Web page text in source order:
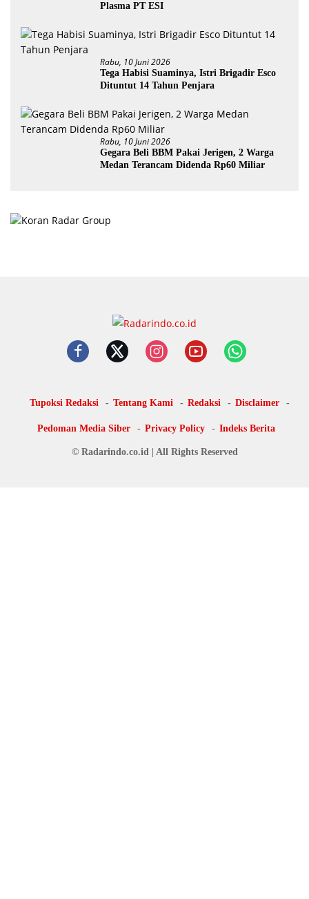
Plasma PT ESI
Rabu, 10 Juni 2026
Tega Habisi Suaminya, Istri Brigadir Esco
Dituntut 14 Tahun Penjara
Rabu, 10 Juni 2026
Gegara Beli BBM Pakai Jerigen, 2 Warga
Medan Terancam Didenda Rp60 Miliar
Tupoksi Redaksi Tentang Kami Redaksi Disclaimer
Pedoman Media Siber Privacy Policy Indeks Berita
© Radarindo.co.id | All Rights Reserved